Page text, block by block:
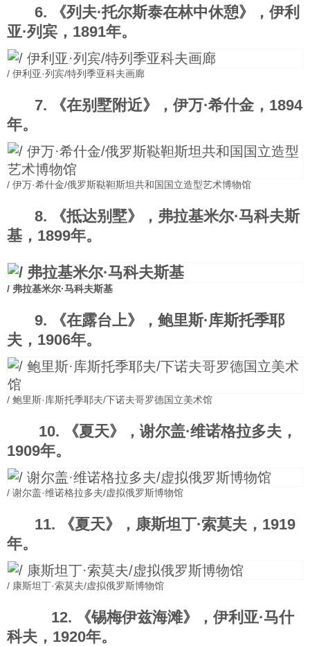
6. 《列夫·托尔斯泰在林中休憩》，伊利
亚·列宾，1891年。
/ 伊利亚·列宾/特列季亚科夫画廊
7. 《在别墅附近》，伊万·希什金，1894
年。
/ 伊万·希什金/俄罗斯鞑靼斯坦共和国国立造型艺术博物馆
8. 《抵达别墅》，弗拉基米尔·马科夫斯
基，1899年。
/ 弗拉基米尔·马科夫斯基
9. 《在露台上》，鲍里斯·库斯托季耶
夫，1906年。
/ 鲍里斯·库斯托季耶夫/下诺夫哥罗德国立美术馆
10. 《夏天》，谢尔盖·维诺格拉多夫，
1909年。
/ 谢尔盖·维诺格拉多夫/虚拟俄罗斯博物馆
11. 《夏天》，康斯坦丁·索莫夫，1919
年。
/ 康斯坦丁·索莫夫/虚拟俄罗斯博物馆
12. 《锡梅伊兹海滩》，伊利亚·马什
科夫，1920年。